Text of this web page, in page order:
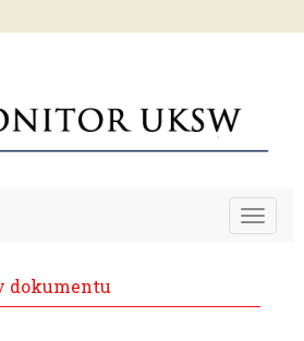
Toggle
dokumentu